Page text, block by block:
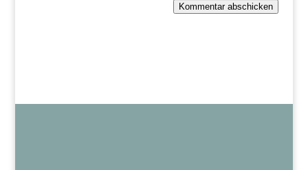
Kommentar abschicken